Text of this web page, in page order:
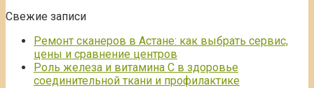
Свежие записи
Ремонт сканеров в Астане: как выбрать сервис,
цены и сравнение центров
Роль железа и витамина С в здоровье
соединительной ткани и профилактике